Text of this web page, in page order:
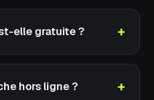
elle gratuite ? +
hors ligne ? +